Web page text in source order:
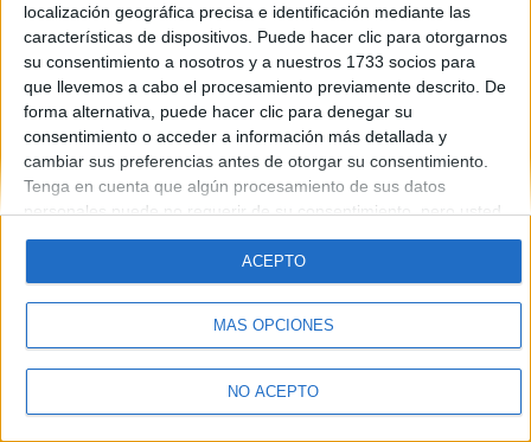
localización geográfica precisa e identificación mediante las
características de dispositivos. Puede hacer clic para otorgarnos
su consentimiento a nosotros y a nuestros 1733 socios para
que llevemos a cabo el procesamiento previamente descrito. De
forma alternativa, puede hacer clic para denegar su
consentimiento o acceder a información más detallada y
cambiar sus preferencias antes de otorgar su consentimiento.
Tenga en cuenta que algún procesamiento de sus datos
personales puede no requerir de su consentimiento, pero usted
tiene el derecho de rechazar tal procesamiento. Sus
preferencias se aplicarán solo a este sitio web. Puede cambiar
sus preferencias o retirar su consentimiento en cualquier
momento volviendo a este sitio y haciendo clic en el botón
"Privacidad" en la parte inferior de la página web.
MÁS OPCIONES
NO ACEPTO
ACEPTO
Quiénes somos|Contactar |Anúnciate
Aviso legal|Politica de privacidad|Condiciones generales
de cookies
© 2003-2026Compás Mediterráneo S.L.- Diego de León 47 - 28006
Madrid [ESPAÑA] - Tel. +34 91 593 2767